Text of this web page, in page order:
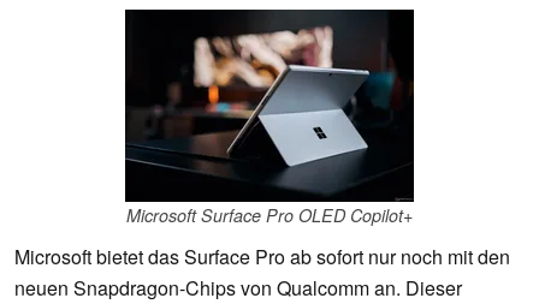
Microsoft Surface Pro OLED Copilot+
Microsoft bietet das Surface Pro ab sofort nur noch mit den
neuen Snapdragon-Chips von Qualcomm an. Dieser